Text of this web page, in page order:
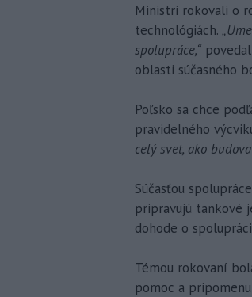
Ministri rokovali o
technológiách.
spolupráce,“
oblasti súčasného
Poľsko sa chce
pravidelného
celý svet, ako
Súčasťou
pripravujú tankové
dohode o
Témou rokovaní
pomoc a